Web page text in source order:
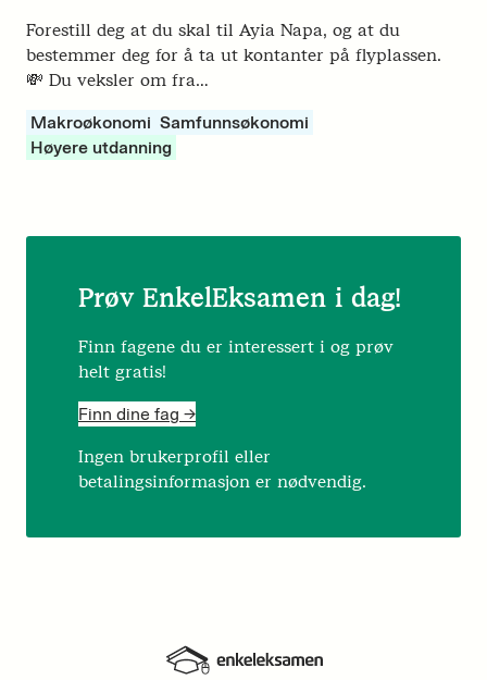
Forestill deg at du skal til Ayia Napa, og at du
bestemmer deg for å ta ut kontanter på flyplassen.
💸 Du veksler om fra…
Makroøkonomi Samfunnsøkonomi
Høyere utdanning
Prøv EnkelEksamen i dag!
Finn fagene du er interessert i og prøv
helt gratis!
Finn dine fag ->
Ingen brukerprofil eller
betalingsinformasjon er nødvendig.